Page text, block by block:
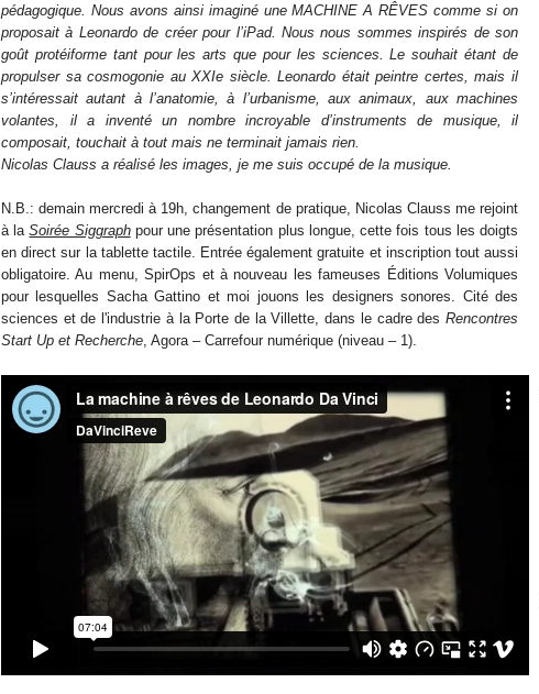
pédagogique. Nous avons ainsi imaginé une MACHINE A RÊVES comme si on
proposait à Leonardo de créer pour l’iPad. Nous nous sommes inspirés de son
goût protéiforme tant pour les arts que pour les sciences. Le souhait étant de
propulser sa cosmogonie au XXIe siècle. Leonardo était peintre certes, mais il
s’intéressait autant à l’anatomie, à l’urbanisme, aux animaux, aux machines
volantes, il a inventé un nombre incroyable d’instruments de musique, il
composait, touchait à tout mais ne terminait jamais rien.
Nicolas Clauss a réalisé les images, je me suis occupé de la musique.
N.B.: demain mercredi à 19h, changement de pratique, Nicolas Clauss me rejoint
à laSoirée Siggraphpour une présentation plus longue, cette fois tous les doigts
en direct sur la tablette tactile. Entrée également gratuite et inscription tout aussi
obligatoire. Au menu, SpirOps et à nouveau les fameuses Éditions Volumiques
pour lesquelles Sacha Gattino et moi jouons les designers sonores. Cité des
sciences et de l'industrie à la Porte de la Villette, dans le cadre des Rencontres
Start Up et Recherche , Agora – Carrefour numérique (niveau – 1).